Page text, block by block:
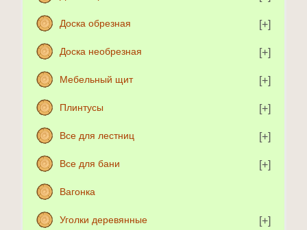
Доска обрезная
Доска необрезная
Мебельный щит
Плинтусы
Все для лестниц
Все для бани
Вагонка
Уголки деревянные